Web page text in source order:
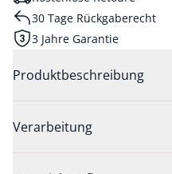
30 Tage Rückgaberecht
3 Jahre Garantie
Produktbeschreibung
Verarbeitung